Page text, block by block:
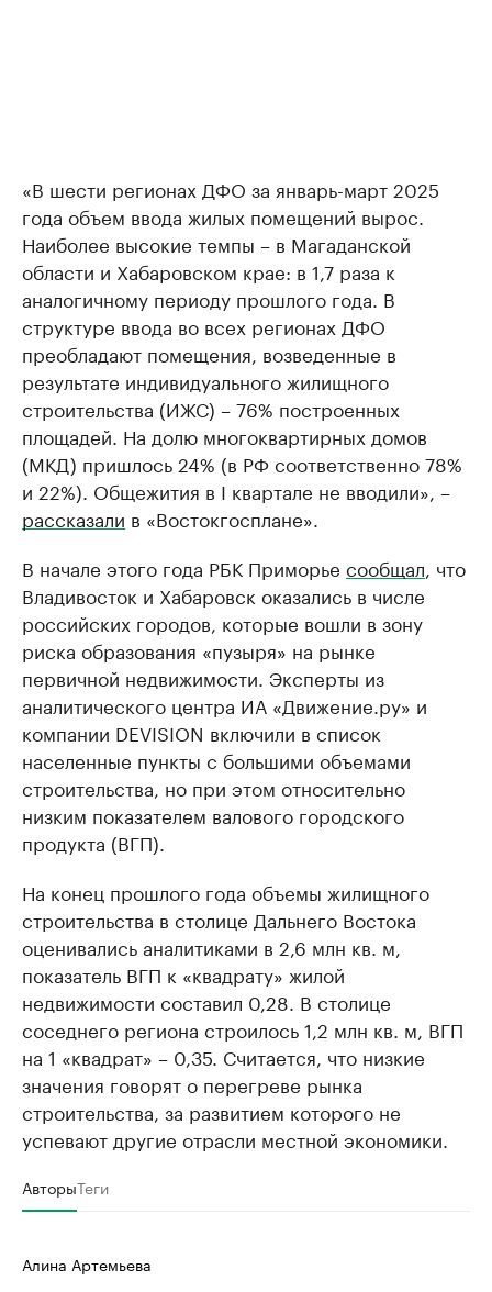
«В шести регионах ДФО за январь-март 2025
года объем ввода жилых помещений вырос.
Наиболее высокие темпы – в Магаданской
области и Хабаровском крае: в 1,7 раза к
аналогичному периоду прошлого года. В
структуре ввода во всех регионах ДФО
преобладают помещения, возведенные в
результате индивидуального жилищного
строительства (ИЖС) – 76% построенных
площадей. На долю многоквартирных домов
(МКД) пришлось 24% (в РФ соответственно 78%
и 22%). Общежития в I квартале не вводили», –
рассказали в «Востокгосплане».
В начале этого года РБК Приморье сообщал, что
Владивосток и Хабаровск оказались в числе
российских городов, которые вошли в зону
риска образования «пузыря» на рынке
первичной недвижимости. Эксперты из
аналитического центра ИА «Движение.ру» и
компании DEVISION включили в список
населенные пункты с большими объемами
строительства, но при этом относительно
низким показателем валового городского
продукта (ВГП).
На конец прошлого года объемы жилищного
строительства в столице Дальнего Востока
оценивались аналитиками в 2,6 млн кв. м,
показатель ВГП к «квадрату» жилой
недвижимости составил 0,28. В столице
соседнего региона строилось 1,2 млн кв. м, ВГП
на 1 «квадрат» – 0,35. Считается, что низкие
значения говорят о перегреве рынка
строительства, за развитием которого не
успевают другие отрасли местной экономики.
АвторыТеги
Алина Артемьева